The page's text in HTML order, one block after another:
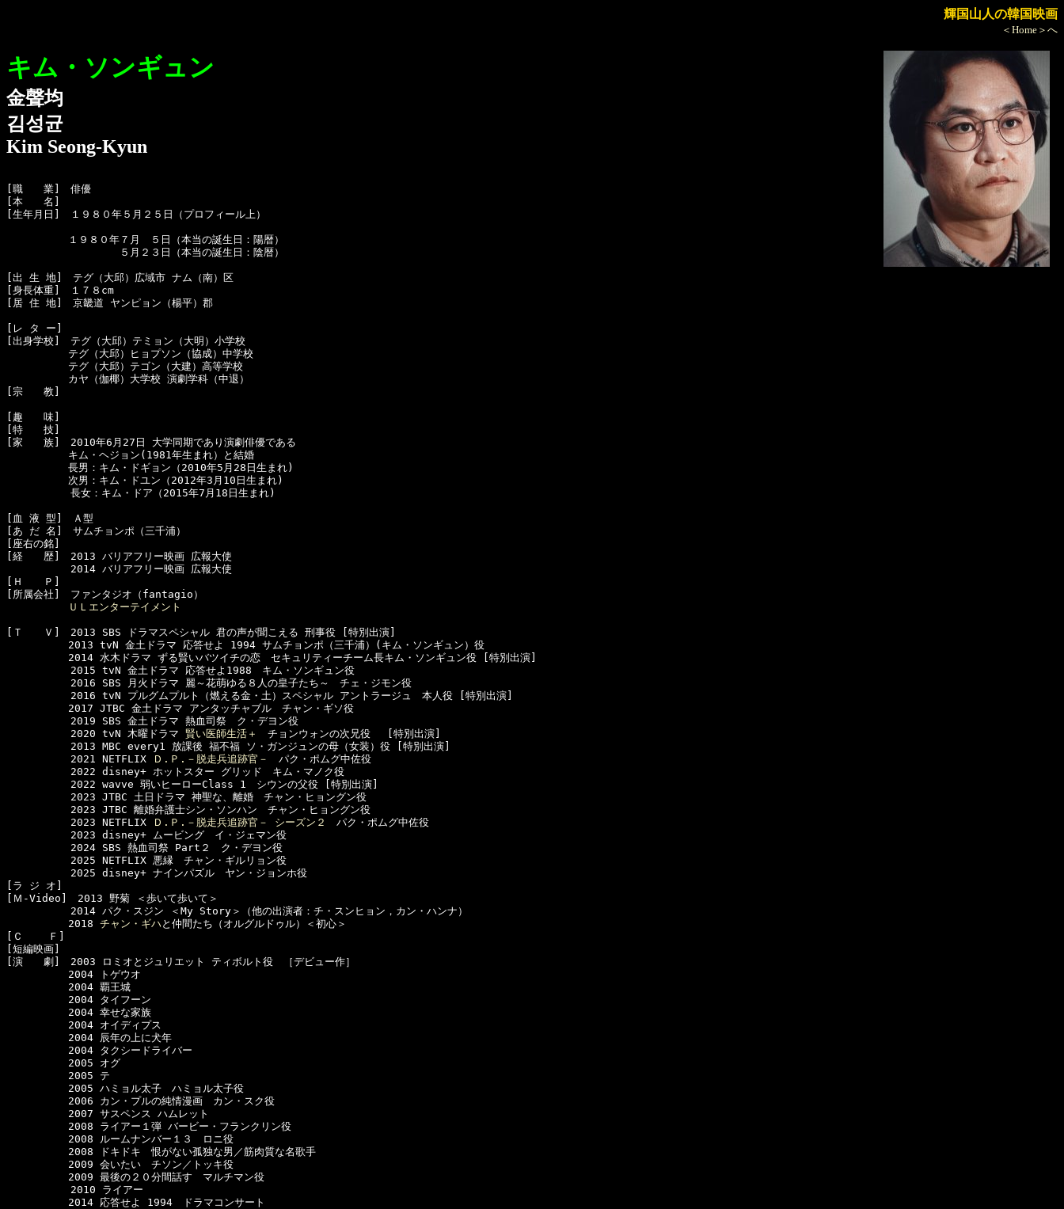
輝国山人の韓国映画
＜Home＞へ
キム・ソンギュン
金聲均
김성균
Kim Seong-Kyun
[職　　業]　俳優
[本　　名]
[生年月日]　１９８０年５月２５日（プロフィール上）
１９８０年７月　５日（本当の誕生日：陽暦）
５月２３日（本当の誕生日：陰暦）
[出 生 地]　テグ（大邱）広域市 ナム（南）区
[身長体重]　１７８cm
[居 住 地]　京畿道 ヤンピョン（楊平）郡
[レ タ ー]
[出身学校]　テグ（大邱）テミョン（大明）小学校
テグ（大邱）ヒョプソン（協成）中学校
テグ（大邱）テゴン（大建）高等学校
カヤ（伽椰）大学校 演劇学科（中退）
[宗　　教]
[趣　　味]
[特　　技]
[家　　族]　2010年6月27日 大学同期であり演劇俳優である
キム・ヘジョン(1981年生まれ）と結婚
長男：キム・ドギョン（2010年5月28日生まれ)
次男：キム・ドユン（2012年3月10日生まれ)
  　　　　　長女：キム・ドア（2015年7月18日生まれ)
[血 液 型]　Ａ型
[あ だ 名]　サムチョンポ（三千浦）
[座右の銘]
[経　　歴]　2013 バリアフリー映画 広報大使
  　　　　　2014 バリアフリー映画 広報大使
[Ｈ　　Ｐ]
[所属会社]　ファンタジオ（fantagio）
ＵＬエンターテイメント
[Ｔ　　Ｖ]　2013 SBS ドラマスペシャル 君の声が聞こえる 刑事役 [特別出演]
2013 tvN 金土ドラマ 応答せよ 1994 サムチョンポ（三千浦）(キム・ソンギュン）役
2014 水木ドラマ ずる賢いバツイチの恋　セキュリティーチーム長キム・ソンギュン役 [特別出演]
  　　　　　2015 tvN 金土ドラマ 応答せよ1988　キム・ソンギュン役
  　　　　　2016 SBS 月火ドラマ 麗～花萌ゆる８人の皇子たち～　チェ・ジモン役
  　　　　　2016 tvN プルグムプルト（燃える金・土）スペシャル アントラージュ　本人役 [特別出演]
2017 JTBC 金土ドラマ アンタッチャブル　チャン・ギソ役
  　　　　　2019 SBS 金土ドラマ 熱血司祭　ク・デヨン役
  　　　　　2020 tvN 木曜ドラマ
賢い医師生活＋
チョンウォンの次兄役　 [特別出演]
  　　　　　2013 MBC every1 放課後 福不福 ソ・ガンジュンの母（女装）役 [特別出演]
  　　　　　2021 NETFLIX
Ｄ.Ｐ.－脱走兵追跡官－
パク・ポムグ中佐役
  　　　　　2022 disney+ ホットスター グリッド　キム・マノク役
  　　　　　2022 wavve 弱いヒーローClass 1　シウンの父役 [特別出演]
  　　　　　2023 JTBC 土日ドラマ 神聖な、離婚　チャン・ヒョングン役
  　　　　　2023 JTBC 離婚弁護士シン・ソンハン　チャン・ヒョングン役
  　　　　　2023 NETFLIX
Ｄ.Ｐ.－脱走兵追跡官－ シーズン２
パク・ポムグ中佐役
  　　　　　2023 disney+ ムービング　イ・ジェマン役
  　　　　　2024 SBS 熱血司祭 Part２　ク・デヨン役
  　　　　　2025 NETFLIX 悪縁　チャン・ギルリョン役
  　　　　　2025 disney+ ナインパズル　ヤン・ジョンホ役
[ラ ジ オ]
[Ｍ-Video]　2013 野菊 ＜歩いて歩いて＞
  　　　　　2014 パク・スジン ＜My Story＞（他の出演者：チ・スンヒョン，カン・ハンナ）
2018 チャン・ギハ と仲間たち（オルグルドゥル）＜初心＞
[Ｃ    Ｆ]
[短編映画]
[演　　劇]　2003 ロミオとジュリエット ティボルト役　［デビュー作］
2004 トゲウオ
2004 覇王城
2004 タイフーン
2004 幸せな家族
2004 オイディプス
2004 辰年の上に犬年
2004 タクシードライバー
2005 オグ
2005 テ
2005 ハミョル太子　ハミョル太子役
2006 カン・プルの純情漫画　カン・スク役
2007 サスペンス ハムレット
2008 ライアー１弾 バービー・フランクリン役
2008 ルームナンバー１３　ロニ役
2008 ドキドキ　恨がない孤独な男／筋肉質な名歌手
2009 会いたい　チソン／トッキ役
2009 最後の２０分間話す　マルチマン役
  　　　　　2010 ライアー
2014 応答せよ 1994　ドラマコンサート